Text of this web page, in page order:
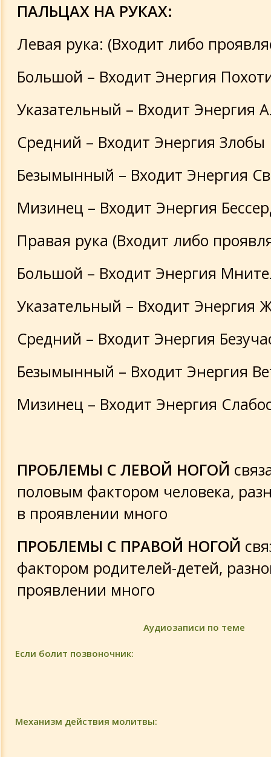
ПАЛЬЦАХ НА РУКАХ:
Левая рука: (Входит либо
Большой – Входит Энергия
Указательный – Входит Энергия
Средний – Входит Энергия Злобы
Безымынный – Входит Энергия
Мизинец – Входит Энергия
Правая рука (Входит либо
Большой – Входит Энергия
Указательный – Входит Энергия
Средний – Входит Энергия
Безымынный – Входит Энергия
Мизинец – Входит Энергия
ПРОБЛЕМЫ С ЛЕВОЙ НОГОЙ
половым фактором человека,
в проявлении много
ПРОБЛЕМЫ С ПРАВОЙ НОГОЙ
фактором родителей-детей,
проявлении много
Аудиозаписи по теме
Если болит позвоночник:
Механизм действия молитвы: